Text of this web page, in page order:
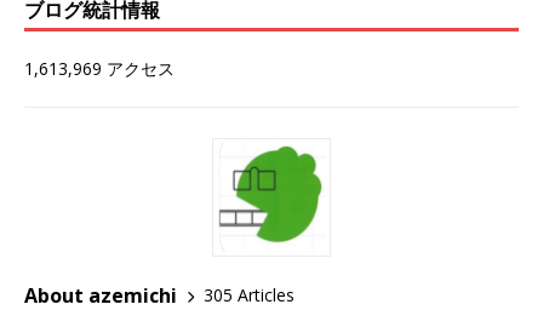
ブログ統計情報
1,613,969 アクセス
About azemichi
305 Articles